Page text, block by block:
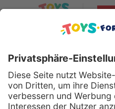
Sicher